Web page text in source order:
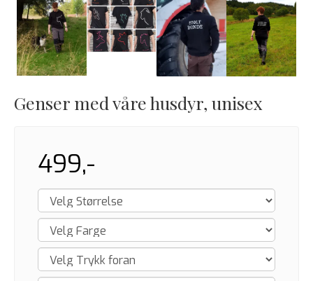
Genser med våre husdyr, unisex
499,-